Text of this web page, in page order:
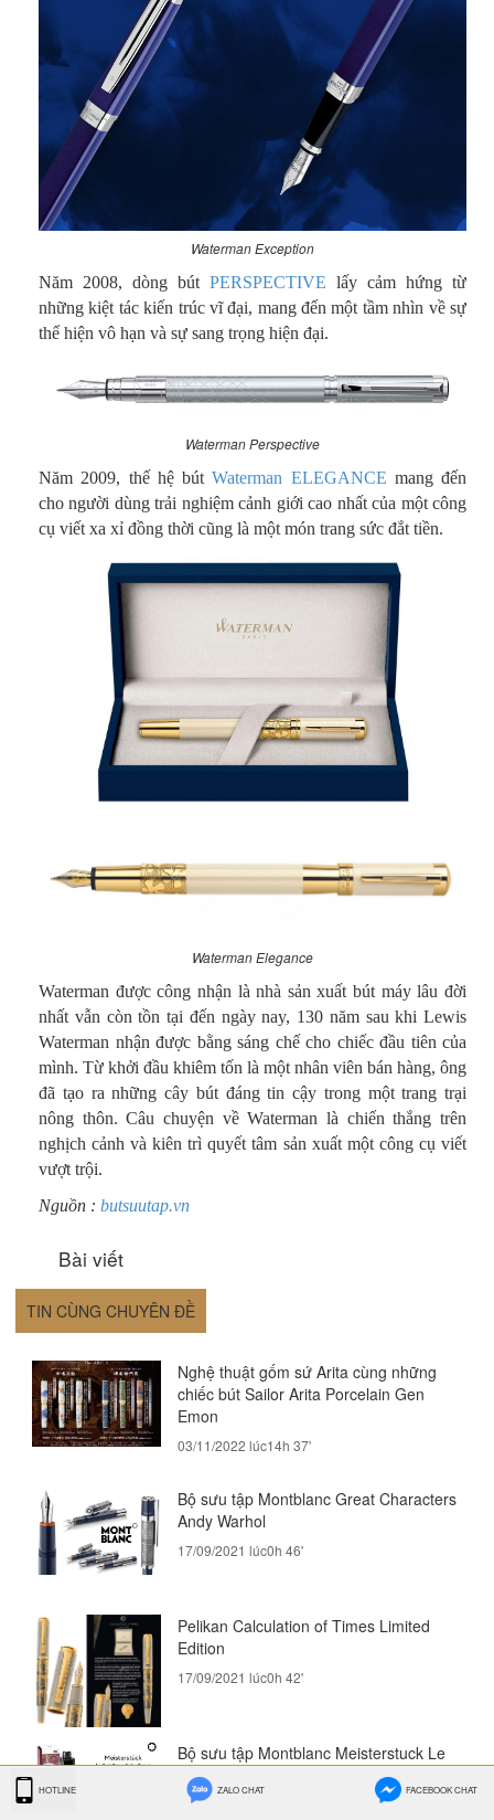
Waterman Exception
Năm 2008, dòng bút PERSPECTIVE lấy cảm hứng từ
những kiệt tác kiến ​​trúc vĩ đại, mang đến một tầm nhìn về sự
thể hiện vô hạn và sự sang trọng hiện đại.
Waterman Perspective
Năm 2009, thế hệ bútWaterman ELEGANCE mang đến
cho người dùng trải nghiệm cảnh giới cao nhất của một công
cụ viết xa xỉ đồng thời cũng là một món trang sức đắt tiền.
Waterman Elegance
Waterman được công nhận là nhà sản xuất bút máy lâu đời
nhất vẫn còn tồn tại đến ngày nay, 130 năm sau khi Lewis
Waterman nhận được bằng sáng chế cho chiếc đầu tiên của
mình. Từ khởi đầu khiêm tốn là một nhân viên bán hàng, ông
đã tạo ra những cây bút đáng tin cậy trong một trang trại
nông thôn. Câu chuyện về Waterman là chiến thắng trên
nghịch cảnh và kiên trì quyết tâm sản xuất một công cụ viết
vượt trội.
Nguồn : butsuutap.vn
Bài viết
TIN CÙNG CHUYÊN ĐỀ
Nghệ thuật gốm sứ Arita cùng những
chiếc bút Sailor Arita Porcelain Gen
Emon
03/11/2022 lúc14h 37'
Bộ sưu tập Montblanc Great Characters
Andy Warhol
17/09/2021 lúc0h 46'
Pelikan Calculation of Times Limited
Edition
17/09/2021 lúc0h 42'
Bộ sưu tập Montblanc Meisterstuck Le
Petit Prince And The Planet
17/09/2021 lúc0h 39'
HOTLINE FACEBOOK CHAT
ZALO CHAT